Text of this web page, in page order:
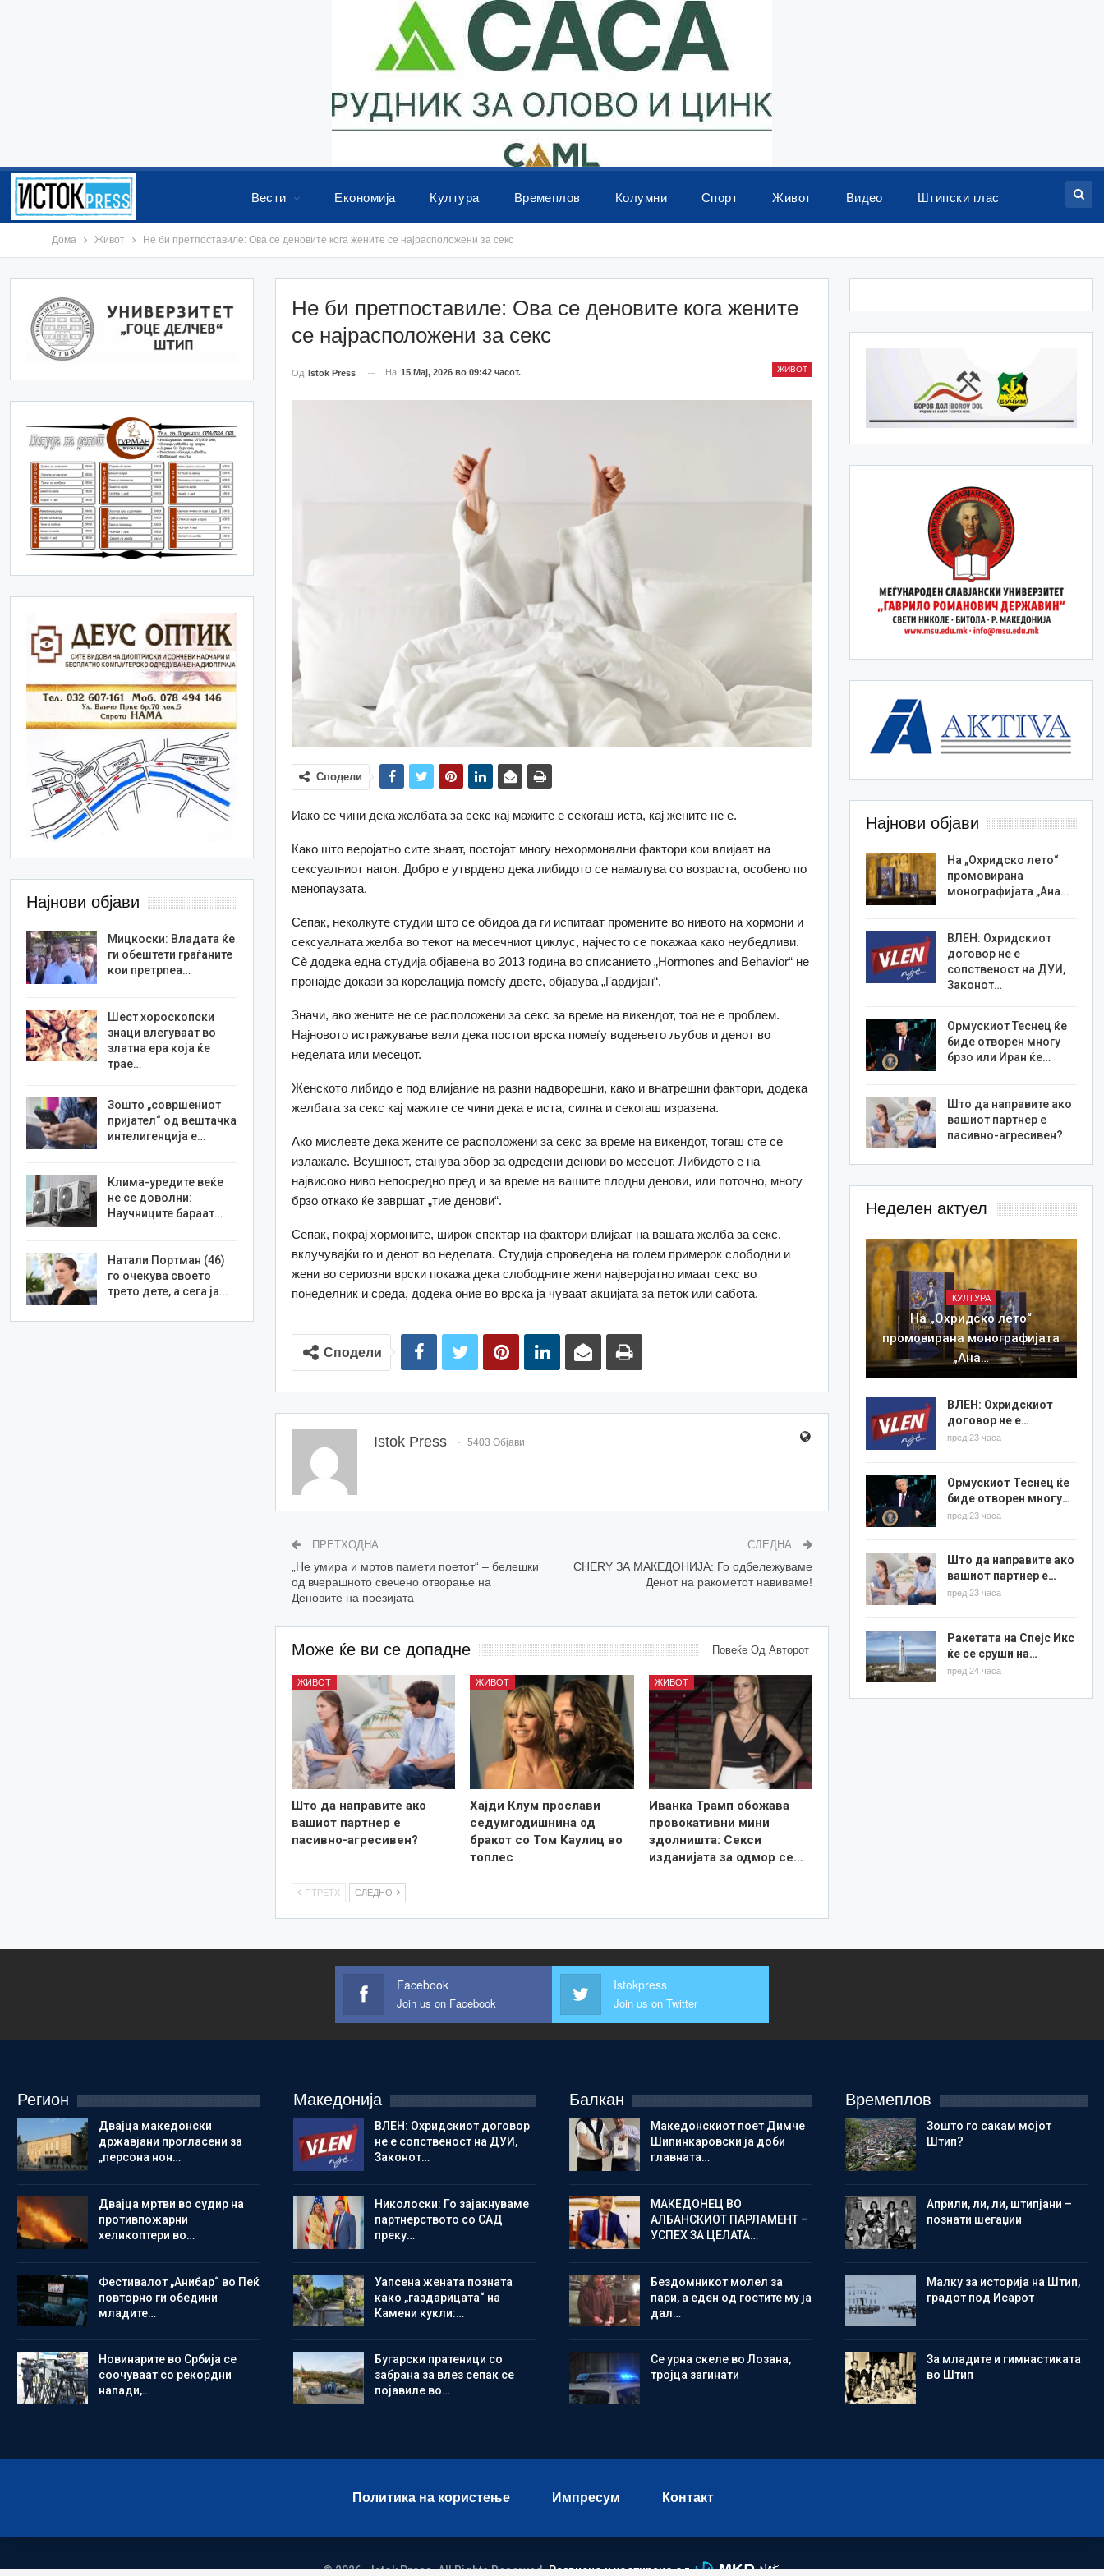
Вести Економија Култура Времеплов Колумни Спорт Живот Видео Штипски глас
Дома Живот Не би претпоставиле: Ова се деновите кога жените се најрасположени за секс
Не би претпоставиле: Ова се деновите кога жените
се најрасположени за секс
ЖИВОТ
Од Istok Press На 15 Мај, 2026 во 09:42 часот.
Сподели
Иако се чини дека желбата за секс кај мажите е секогаш иста, кај жените не е.
Како што веројатно сите знаат, постојат многу нехормонални фактори кои влијаат на
сексуалниот нагон. Добро е утврдено дека либидото се намалува со возраста, особено по
менопаузата.
Сепак, неколкуте студии што се обидоа да ги испитаат промените во нивото на хормони и
сексуалната желба во текот на месечниот циклус, најчесто се покажаа како неубедливи.
Сè додека една студија објавена во 2013 година во списанието „Hormones and Behavior“ не
пронајде докази за корелација помеѓу двете, објавува „Гардијан“.
Значи, ако жените не се расположени за секс за време на викендот, тоа не е проблем.
Најновото истражување вели дека постои врска помеѓу водењето љубов и денот во
неделата или месецот.
Женското либидо е под влијание на разни надворешни, како и внатрешни фактори, додека
желбата за секс кај мажите се чини дека е иста, силна и секогаш изразена.
Ако мислевте дека жените се расположени за секс за време на викендот, тогаш сте се
излажале. Всушност, станува збор за одредени денови во месецот. Либидото е на
највисоко ниво непосредно пред и за време на вашите плодни денови, или поточно, многу
брзо откако ќе завршат „тие денови“.
Сепак, покрај хормоните, широк спектар на фактори влијаат на вашата желба за секс,
вклучувајќи го и денот во неделата. Студија спроведена на голем примерок слободни и
жени во сериозни врски покажа дека слободните жени најверојатно имаат секс во
понеделник и среда, додека оние во врска ја чуваат акцијата за петок или сабота.
Сподели
Istok Press 5403 Објави
ПРЕТХОДНА
„Не умира и мртов памети поетот“ – белешки
од вчерашното свечено отворање на
Деновите на поезијата
СЛЕДНА
CHERY ЗА МАКЕДОНИЈА: Го одбележуваме
Денот на ракометот навиваме!
Може ќе ви се допадне Повеќе Од Авторот
ЖИВОТ
Што да направите ако
вашиот партнер е
пасивно-агресивен?
ЖИВОТ
Хајди Клум прослави
седумгодишнина од
бракот со Том Каулиц во
топлес
ЖИВОТ
Иванка Трамп обожава
провокативни мини
здолништа: Секси
изданијата за одмор се…
ПТРЕТХ СЛЕДНО
Најнови објави
На „Охридско лето“
промовирана
монографијата „Ана…
ВЛЕН: Охридскиот
договор не е
сопственост на ДУИ,
Законот…
Ормускиот Теснец ќе
биде отворен многу
брзо или Иран ќе…
Што да направите ако
вашиот партнер е
пасивно-агресивен?
Неделен актуел
КУЛТУРА
На „Охридско лето“
промовирана монографијата
„Ана…
ВЛЕН: Охридскиот
договор не е…
пред 23 часа
Ормускиот Теснец ќе
биде отворен многу…
пред 23 часа
Што да направите ако
вашиот партнер е…
пред 23 часа
Ракетата на Спејс Икс
ќе се сруши на…
пред 24 часа
Најнови објави
Мицкоски: Владата ќе
ги обештети граѓаните
кои претрпеа…
Шест хороскопски
знаци влегуваат во
златна ера која ќе
трае…
Зошто „совршениот
пријател“ од вештачка
интелигенција е…
Клима-уредите веќе
не се доволни:
Научниците бараат…
Натали Портман (46)
го очекува своето
трето дете, а сега ја…
Facebook
Join us on Facebook
Istokpress
Join us on Twitter
Регион
Двајца македонски
државјани прогласени за
„персона нон…
Двајца мртви во судир на
противпожарни
хеликоптери во…
Фестивалот „Анибар“ во Пеќ
повторно ги обедини
младите…
Новинарите во Србија се
соочуваат со рекордни
напади,…
Македонија
ВЛЕН: Охридскиот договор
не е сопственост на ДУИ,
Законот…
Николоски: Го зајакнуваме
партнерството со САД
преку…
Уапсена жената позната
како „газдарицата“ на
Камени кукли:…
Бугарски пратеници со
забрана за влез сепак се
појавиле во…
Балкан
Македонскиот поет Димче
Шипинкаровски ја доби
главната…
МАКЕДОНЕЦ ВО
АЛБАНСКИОТ ПАРЛАМЕНТ –
УСПЕХ ЗА ЦЕЛАТА…
Бездомникот молел за
пари, а еден од гостите му ја
дал…
Се урна скеле во Лозана,
тројца загинати
Времеплов
Зошто го сакам мојот
Штип?
Aприли, ли, ли, штипјани –
познати шегаџии
Малку за историја на Штип,
градот под Исарот
Зa младите и гимнастиката
во Штип
Политика на користење Импресум Контакт
© 2026 - Istok Press. All Rights Reserved.Развиено и хостирано од